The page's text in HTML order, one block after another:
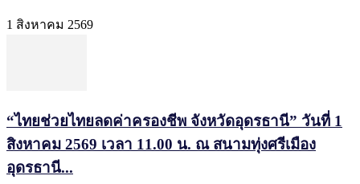
1 สิงหาคม 2569
“ไทยช่วยไทยลดค่าครองชีพ จังหวัดอุดรธานี” วันที่ 1
สิงหาคม 2569 เวลา 11.00 น. ณ สนามทุ่งศรีเมือง
อุดรธานี...